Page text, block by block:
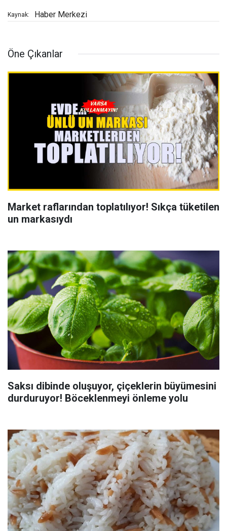
Kaynak: Haber Merkezi
Öne Çıkanlar
Market raflarından toplatılıyor! Sıkça tüketilen
un markasıydı
Saksı dibinde oluşuyor, çiçeklerin büyümesini
durduruyor! Böceklenmeyi önleme yolu